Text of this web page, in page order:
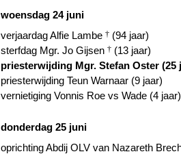
woensdag 24 juni
verjaardag Alfie Lambe † (94 jaar)
sterfdag Mgr. Jo Gijsen † (13 jaar)
priesterwijding Mgr. Stefan Oster (25
priesterwijding Teun Warnaar (9 jaar)
vernietiging Vonnis Roe vs Wade (4 jaar)
donderdag 25 juni
oprichting Abdij OLV van Nazareth